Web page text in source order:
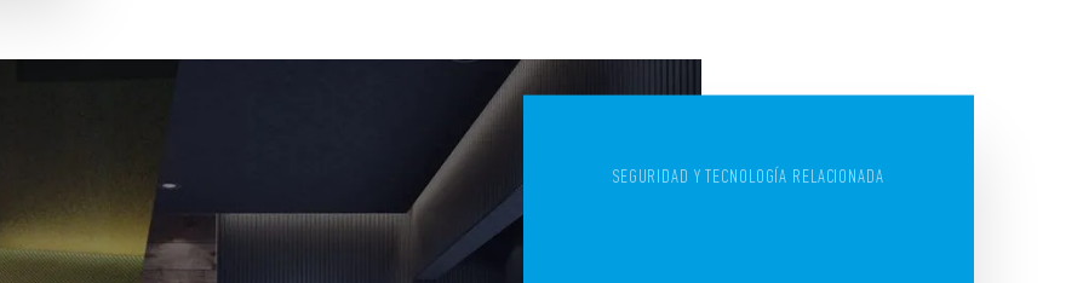
SEGURIDAD Y TECNOLOGÍA RELACIONADA